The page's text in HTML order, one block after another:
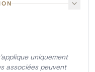
uniquement
associées peuvent